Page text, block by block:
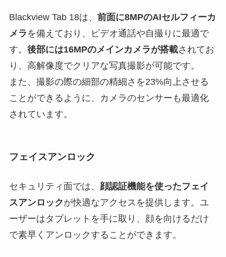
Blackview Tab 18は、 前面に8MPのAIセルフィーカ
メラ を備えており、ビデオ通話や自撮りに最適で
す。 後部には16MPのメインカメラが搭載されてお
り、高解像度でクリアな写真撮影が可能です。
また、撮影の際の細部の精細さを23%向上させる
ことができるように、カメラのセンサーも最適化
されています。
フェイスアンロック
セキュリティ面では、 顔認証機能を使ったフェイ
スアンロックが快適なアクセスを提供します。ユ
ーザーはタブレットを手に取り、顔を向けるだけ
で素早くアンロックすることができます。